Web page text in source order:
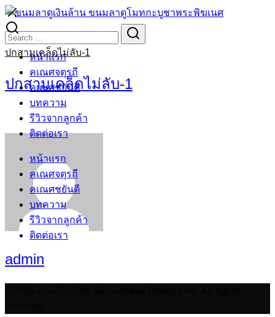
Skip
to
content
หน้าแรก
คเณศจตุรถี
คเณศชยันตี
บทความ
รีวิวจากลูกค้า
ติดต่อเรา
หน้าแรก
คเณศจตุรถี
คเณศชยันตี
บทความ
รีวิวจากลูกค้า
ติดต่อเรา
Search
for:
ปกสามเคล็ดไม่ลับ-1
ปกสามเคล็ดไม่ลับ-1
admin